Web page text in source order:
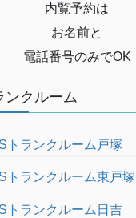
内覧予約は
お名前と
電話番号のみでOK
ンクルーム
トランクルーム戸塚
トランクルーム東戸塚
トランクルーム日吉